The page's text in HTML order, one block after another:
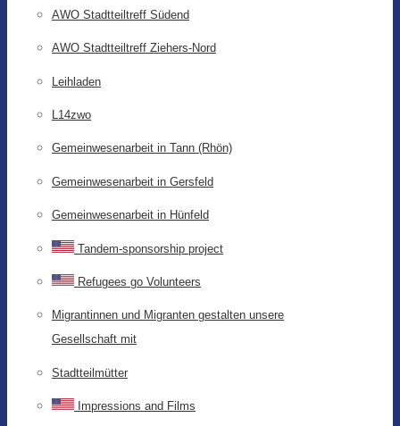
AWO Stadtteiltreff Südend
AWO Stadtteiltreff Ziehers-Nord
Leihladen
L14zwo
Gemeinwesenarbeit in Tann (Rhön)
Gemeinwesenarbeit in Gersfeld
Gemeinwesenarbeit in Hünfeld
Tandem-sponsorship project
Refugees go Volunteers
Migrantinnen und Migranten gestalten unsere
Gesellschaft mit
Stadtteilmütter
Impressions and Films